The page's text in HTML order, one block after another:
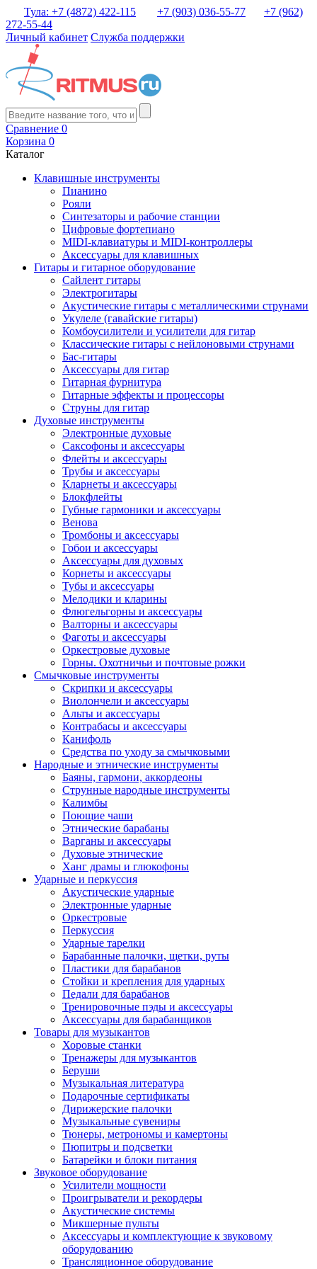
Тула: +7 (4872) 422-115 +7 (903) 036-55-77
+7 (962)
272-55-44
Личный кабинет Служба поддержки
Сравнение 0
Корзина 0
Каталог
Клавишные инструменты
Пианино
Рояли
Синтезаторы и рабочие станции
Цифровые фортепиано
MIDI-клавиатуры и MIDI-контроллеры
Аксессуары для клавишных
Гитары и гитарное оборудование
Сайлент гитары
Электрогитары
Акустические гитары с металлическими струнами
Укулеле (гавайские гитары)
Комбоусилители и усилители для гитар
Классические гитары с нейлоновыми струнами
Бас-гитары
Аксессуары для гитар
Гитарная фурнитура
Гитарные эффекты и процессоры
Струны для гитар
Духовые инструменты
Электронные духовые
Саксофоны и аксессуары
Флейты и аксессуары
Трубы и аксессуары
Кларнеты и аксессуары
Блокфлейты
Губные гармоники и аксессуары
Венова
Тромбоны и аксессуары
Гобои и аксессуары
Аксессуары для духовых
Корнеты и аксессуары
Тубы и аксессуары
Мелодики и кларины
Флюгельгорны и аксессуары
Валторны и аксессуары
Фаготы и аксессуары
Оркестровые духовые
Горны. Охотничьи и почтовые рожки
Смычковые инструменты
Скрипки и аксессуары
Виолончели и аксессуары
Альты и аксессуары
Контрабасы и аксессуары
Канифоль
Средства по уходу за смычковыми
Народные и этнические инструменты
Баяны, гармони, аккордеоны
Струнные народные инструменты
Калимбы
Поющие чаши
Этнические барабаны
Варганы и аксессуары
Духовые этнические
Ханг драмы и глюкофоны
Ударные и перкуссия
Акустические ударные
Электронные ударные
Оркестровые
Перкуссия
Ударные тарелки
Барабанные палочки, щетки, руты
Пластики для барабанов
Стойки и крепления для ударных
Педали для барабанов
Тренировочные пэды и аксессуары
Аксессуары для барабанщиков
Товары для музыкантов
Хоровые станки
Тренажеры для музыкантов
Беруши
Музыкальная литература
Подарочные сертификаты
Дирижерские палочки
Музыкальные сувениры
Тюнеры, метрономы и камертоны
Пюпитры и подсветки
Батарейки и блоки питания
Звуковое оборудование
Усилители мощности
Проигрыватели и рекордеры
Акустические системы
Микшерные пульты
Аксессуары и комплектующие к звуковому
оборудованию
Трансляционное оборудование